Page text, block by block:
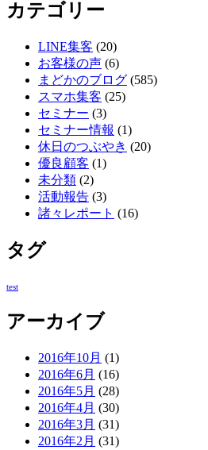
カテゴリー
LINE集客 (20)
お客様の声 (6)
まどかのブログ (585)
スマホ集客 (25)
セミナー (3)
セミナー情報 (1)
休日のつぶやき (20)
優良顧客 (1)
未分類 (2)
活動報告 (3)
諸々レポート (16)
タグ
test
アーカイブ
2016年10月 (1)
2016年6月 (16)
2016年5月 (28)
2016年4月 (30)
2016年3月 (31)
2016年2月 (31)